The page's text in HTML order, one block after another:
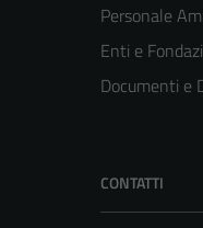
Personale
Enti e
Documenti e
CONTATTI